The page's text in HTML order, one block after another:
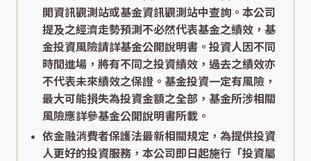
開資訊觀測站或基金資訊觀測站中查詢。本公司
提及之經濟走勢預測不必然代表基金之績效，基
金投資風險請詳基金公開說明書。投資人因不同
時間進場，將有不同之投資績效，過去之績效亦
不代表未來績效之保證。基金投資一定有風險，
最大可能損失為投資金額之全部，基金所涉相關
風險應詳參基金公開說明書所載。
依金融消費者保護法最新相關規定，為提供投資
人更好的投資服務，本公司即日起施行「投資屬